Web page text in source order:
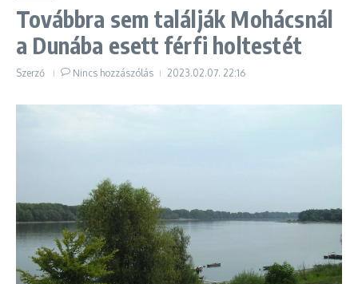
Továbbra sem találják Mohácsnál
a Dunába esett férfi holtestét
Szerző Nincs hozzászólás 2023.02.07. 22:16